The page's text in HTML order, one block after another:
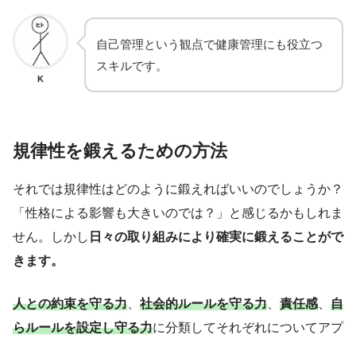
K
自己管理という観点で健康管理にも役立つ
スキルです。
規律性を鍛えるための方法
それでは規律性はどのように鍛えればいいのでしょうか？
「性格による影響も大きいのでは？」と感じるかもしれま
せん。しかし 日々の取り組みにより確実に鍛えることがで
きます。
人との約束を守る力 社会的ルールを守る力 責任感
自
らルールを設定し守る力に分類してそれぞれについてアプ